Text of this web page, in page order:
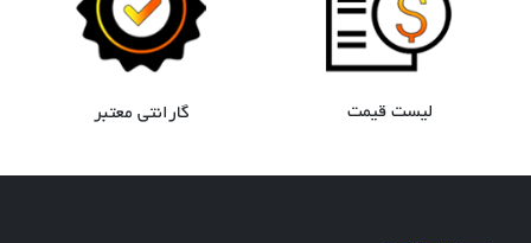
لیست قیمت گارانتی معتبر